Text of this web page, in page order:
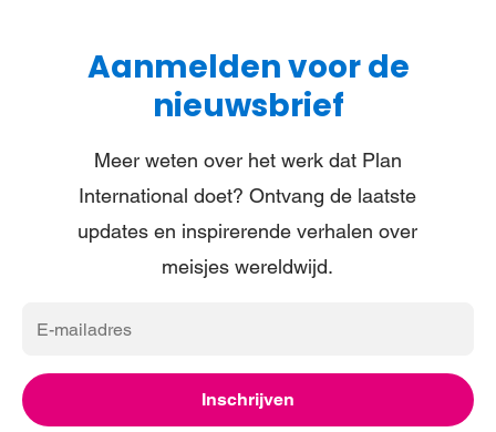
Aanmelden voor de
nieuwsbrief
Meer weten over het werk dat Plan
International doet? Ontvang de laatste
updates en inspirerende verhalen over
meisjes wereldwijd.
E-
Inschrijven